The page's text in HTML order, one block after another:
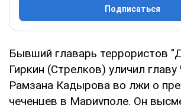
Подписаться
Бывший главарь террористов
Гиркин (Стрелков) уличил главу
Рамзана Кадырова во лжи о
чеченцев в Мариуполе. Он